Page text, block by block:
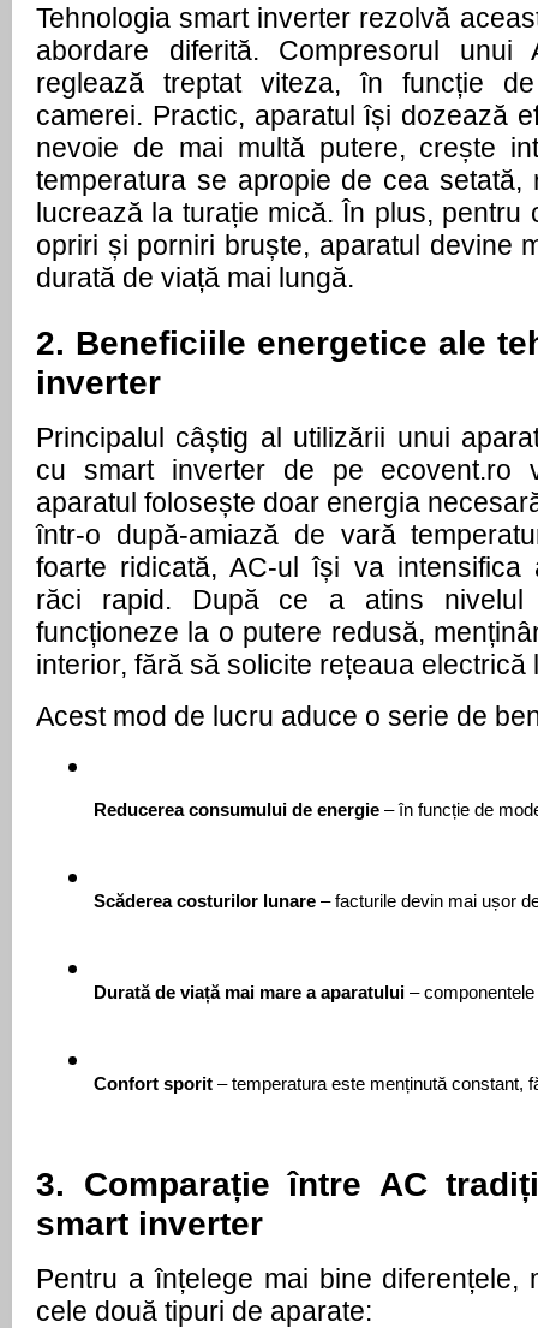
Tehnologia smart inverter rezolvă
abordare diferită. Compresorul
reglează treptat viteza, în funcție
camerei. Practic, aparatul își dozează
nevoie de mai multă putere, crește
temperatura se apropie de cea setată,
lucrează la turație mică. În plus, pentru
opriri și porniri bruște, aparatul devine
durată de viață mai lungă.
2. Beneficiile energetice ale
inverter
Principalul câștig al utilizării unui
cu smart inverter de pe ecovent.ro
aparatul folosește doar energia
într-o după-amiază de vară
foarte ridicată, AC-ul își va intensifica
răci rapid. După ce a atins nivelul
funcționeze la o putere redusă,
interior, fără să solicite rețeaua electrică
Acest mod de lucru aduce o serie de
Reducerea consumului de energie – în funcție de
Scăderea costurilor lunare – facturile devin mai ușor
Durată de viață mai mare a aparatului –
Confort sporit – temperatura este menținută constant,
3. Comparație între AC
smart inverter
Pentru a înțelege mai bine diferențele,
cele două tipuri de aparate: